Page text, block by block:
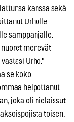
kanssa sekä
Urholle
samppanjalle.
nuoret menevät
Urho."
se koko
helpottanut
joka oli nielaissut
toisen.